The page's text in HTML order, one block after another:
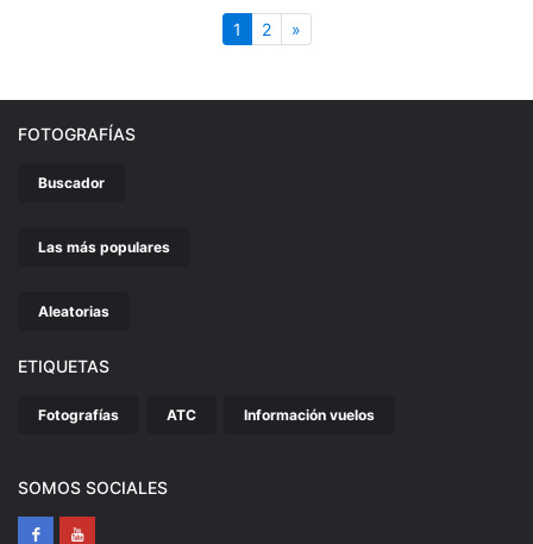
1 (actual)
2 »Siguiente
FOTOGRAFÍAS
Buscador
Las más populares
Aleatorias
ETIQUETAS
Fotografías ATC Información vuelos
SOMOS SOCIALES